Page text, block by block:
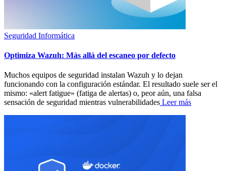
Seguridad Informática
Optimiza Wazuh: Más allá del escaneo por defecto
Muchos equipos de seguridad instalan Wazuh y lo dejan
funcionando con la configuración estándar. El resultado suele ser el
mismo: «alert fatigue» (fatiga de alertas) o, peor aún, una falsa
sensación de seguridad mientras vulnerabilidades Leer más